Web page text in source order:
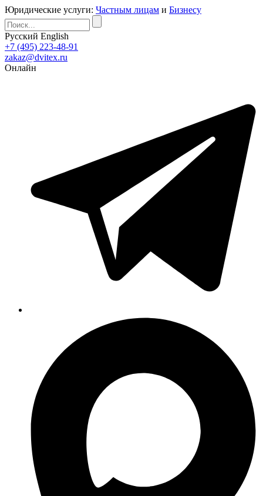
Юридические услуги: Частным лицам и Бизнесу
Русский English
+7 (495) 223-48-91
zakaz@dvitex.ru
Онлайн